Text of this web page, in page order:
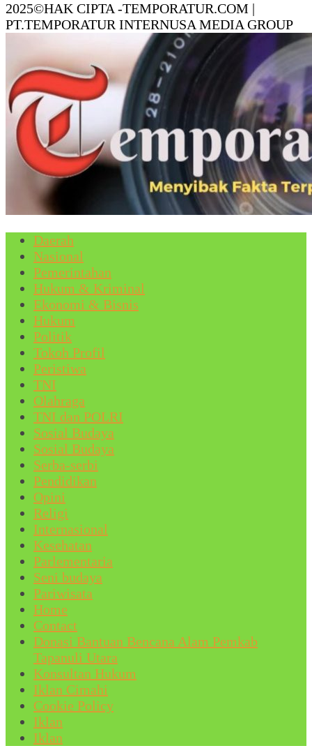
2025©HAK CIPTA -TEMPORATUR.COM |
PT.TEMPORATUR INTERNUSA MEDIA GROUP
Daerah
Nasional
Pemerintahan
Hukum & Kriminal
Ekonomi & Bisnis
Hukum
Politik
Tokoh Profil
Peristiwa
TNI
Olahraga
TNI dan POLRI
Sosial Budaya
Sosial Budaya
Serba-serbi
Pendidikan
Opini
Religi
Internasional
Kesehatan
Parlementaria
Seni budaya
Pariwisata
Home
Contact
Donasi Bantuan Bencana Alam Pemkab
Tapanuli Utara
Konsultan Hukum
Iklan Cimahi
Cookie Policy
Iklan
Iklan